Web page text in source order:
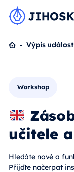
Domů
Výpis
Workshop
učitele
Hledáte nové a
Přijďte načerpat